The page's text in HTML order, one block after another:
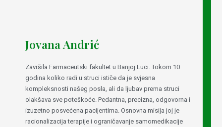
Jovana Andrić
Završila Farmaceutski fakultet u Banjoj Luci. Tokom 10
godina koliko radi u struci ističe da je svjesna
kompleksnosti našeg posla, ali da ljubav prema struci
olakšava sve poteškoće. Pedantna, precizna, odgovorna i
izuzetno posvećena pacijentima. Osnovna misija joj je
racionalizacija terapije i ograničavanje samomedikacije